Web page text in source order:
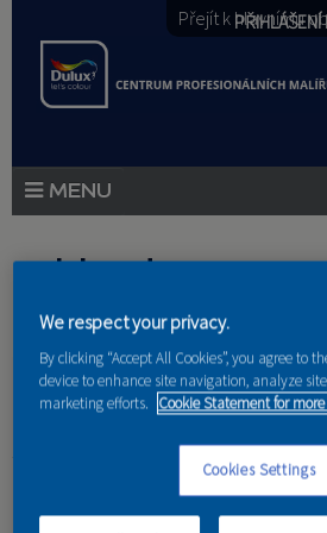
Přejít k hlavnímu
PORADENSTVÍ
AKCE A NOVINKY
PARTNEŘI
Jste zde
Domů»Partneri
Polygon
We respect your privacy.
By clicking “Accept All Cookies”, you agree to
device to enhance site navigation, analyze
marketing efforts. Cookie Statement for
Cookies Settings